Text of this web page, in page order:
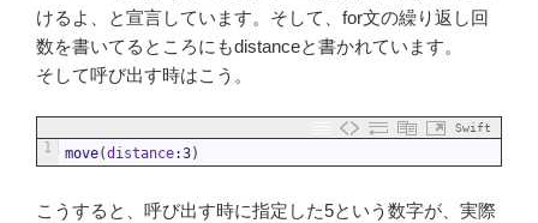
けるよ、と宣言しています。そして、for文の繰り返し回
数を書いてるところにもdistanceと書かれています。
そして呼び出す時はこう。
Swift
1 move(distance:3)
こうすると、呼び出す時に指定した5という数字が、実際